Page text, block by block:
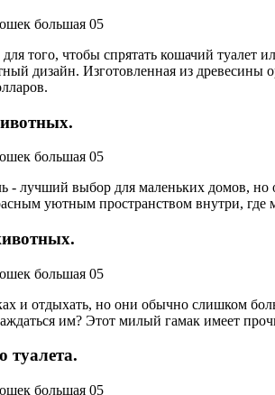
для того, чтобы спрятать кошачий
дизайн. Изготовленная из древесины
- лучший выбор для маленьких домов, но
уютным пространством внутри, где
и отдыхать, но они обычно слишком
им? Этот милый гамак имеет